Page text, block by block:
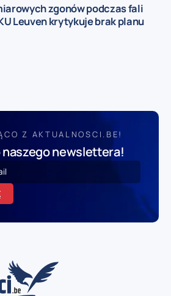
zgonów podczas fali
Leuven krytykuje brak planu
Z AKTUALNOSCI.BE!
naszego newslettera!